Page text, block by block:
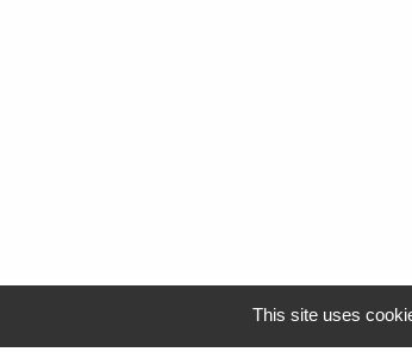
This site uses